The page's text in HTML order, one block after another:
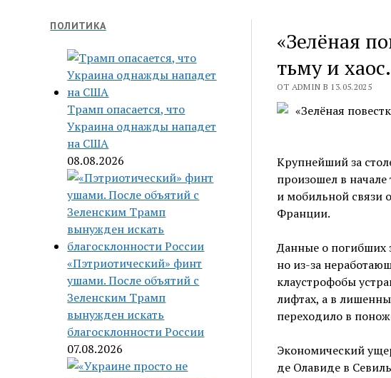
ПОЛИТИКА
Трамп опасается, что
Украина однажды нападет
на США
08.08.2026
«Пэтриотический» финт
ушами. После объятий с
Зеленским Трамп
вынужден искать
благосклонности России
07.08.2026
«Зелёная
тьму и
ОТ ADMIN В 13.05.2025
Крупнейший за
произошел в
и мобильной связи
Франции.
Данные о погибших
но из-за
клаустрофобы
лифтах, а в
переходило в
Экономический
де Олавиде в